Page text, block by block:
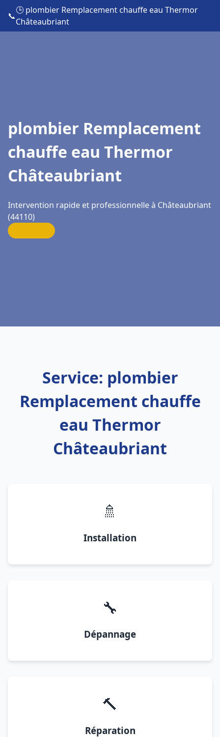
📞
🕒 plombier Remplacement chauffe eau Thermor
Châteaubriant
plombier Remplacement
chauffe eau Thermor
Châteaubriant
Intervention rapide et professionnelle à Châteaubriant
(44110)
Service: plombier
Remplacement chauffe
eau Thermor
Châteaubriant
🚿
Installation
🔧
Dépannage
🔨
Réparation